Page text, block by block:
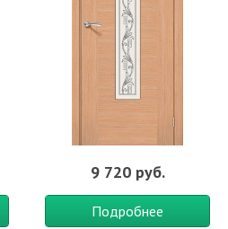
9 720 руб.
Подробнее